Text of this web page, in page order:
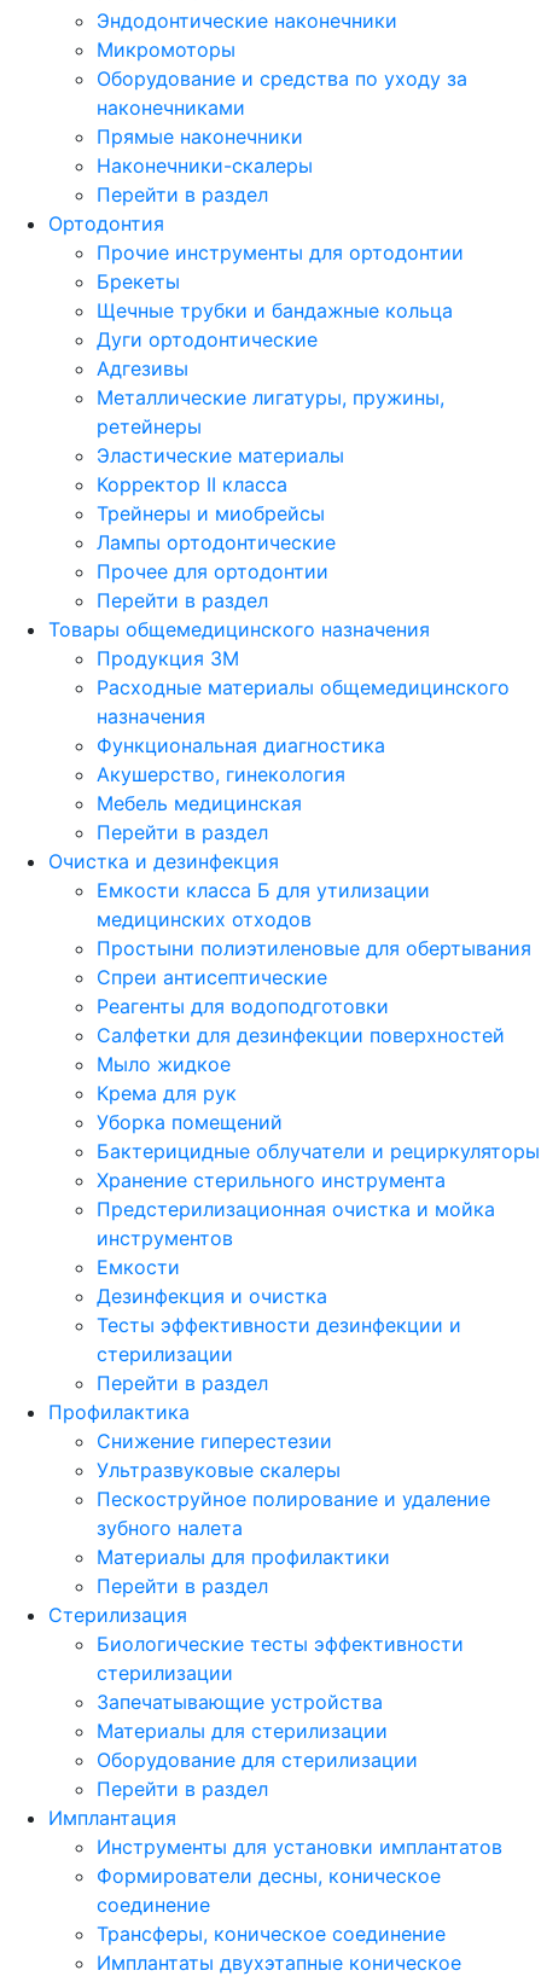
Эндодонтические наконечники
Микромоторы
Оборудование и средства по уходу за
наконечниками
Прямые наконечники
Наконечники-скалеры
Перейти в раздел
Ортодонтия
Прочие инструменты для ортодонтии
Брекеты
Щечные трубки и бандажные кольца
Дуги ортодонтические
Адгезивы
Металлические лигатуры, пружины,
ретейнеры
Эластические материалы
Корректор II класса
Трейнеры и миобрейсы
Лампы ортодонтические
Прочее для ортодонтии
Перейти в раздел
Товары общемедицинского назначения
Продукция 3М
Расходные материалы общемедицинского
назначения
Функциональная диагностика
Акушерство, гинекология
Мебель медицинская
Перейти в раздел
Очистка и дезинфекция
Емкости класса Б для утилизации
медицинских отходов
Простыни полиэтиленовые для обертывания
Спреи антисептические
Реагенты для водоподготовки
Салфетки для дезинфекции поверхностей
Мыло жидкое
Крема для рук
Уборка помещений
Бактерицидные облучатели и рециркуляторы
Хранение стерильного инструмента
Предстерилизационная очистка и мойка
инструментов
Емкости
Дезинфекция и очистка
Тесты эффективности дезинфекции и
стерилизации
Перейти в раздел
Профилактика
Снижение гиперестезии
Ультразвуковые скалеры
Пескоструйное полирование и удаление
зубного налета
Материалы для профилактики
Перейти в раздел
Стерилизация
Биологические тесты эффективности
стерилизации
Запечатывающие устройства
Материалы для стерилизации
Оборудование для стерилизации
Перейти в раздел
Имплантация
Инструменты для установки имплантатов
Формирователи десны, коническое
соединение
Трансферы, коническое соединение
Имплантаты двухэтапные коническое